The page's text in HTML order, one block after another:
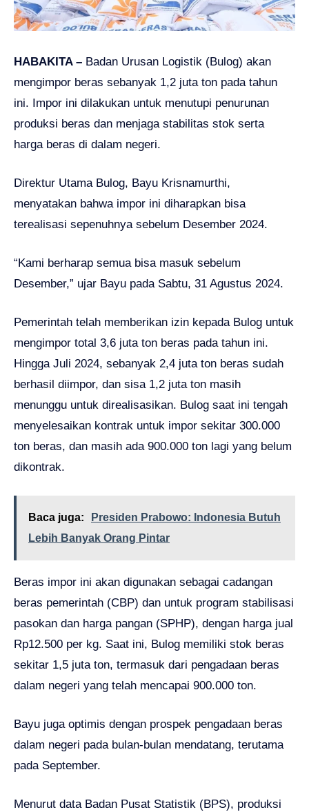
HABAKITA – Badan Urusan Logistik (Bulog) akan
mengimpor beras sebanyak 1,2 juta ton pada tahun
ini. Impor ini dilakukan untuk menutupi penurunan
produksi beras dan menjaga stabilitas stok serta
harga beras di dalam negeri.
Direktur Utama Bulog, Bayu Krisnamurthi,
menyatakan bahwa impor ini diharapkan bisa
terealisasi sepenuhnya sebelum Desember 2024.
“Kami berharap semua bisa masuk sebelum
Desember,” ujar Bayu pada Sabtu, 31 Agustus 2024.
Pemerintah telah memberikan izin kepada Bulog untuk
mengimpor total 3,6 juta ton beras pada tahun ini.
Hingga Juli 2024, sebanyak 2,4 juta ton beras sudah
berhasil diimpor, dan sisa 1,2 juta ton masih
menunggu untuk direalisasikan. Bulog saat ini tengah
menyelesaikan kontrak untuk impor sekitar 300.000
ton beras, dan masih ada 900.000 ton lagi yang belum
dikontrak.
Baca juga:
Presiden Prabowo: Indonesia Butuh
Lebih Banyak Orang Pintar
Beras impor ini akan digunakan sebagai cadangan
beras pemerintah (CBP) dan untuk program stabilisasi
pasokan dan harga pangan (SPHP), dengan harga jual
Rp12.500 per kg. Saat ini, Bulog memiliki stok beras
sekitar 1,5 juta ton, termasuk dari pengadaan beras
dalam negeri yang telah mencapai 900.000 ton.
Bayu juga optimis dengan prospek pengadaan beras
dalam negeri pada bulan-bulan mendatang, terutama
pada September.
Menurut data Badan Pusat Statistik (BPS), produksi